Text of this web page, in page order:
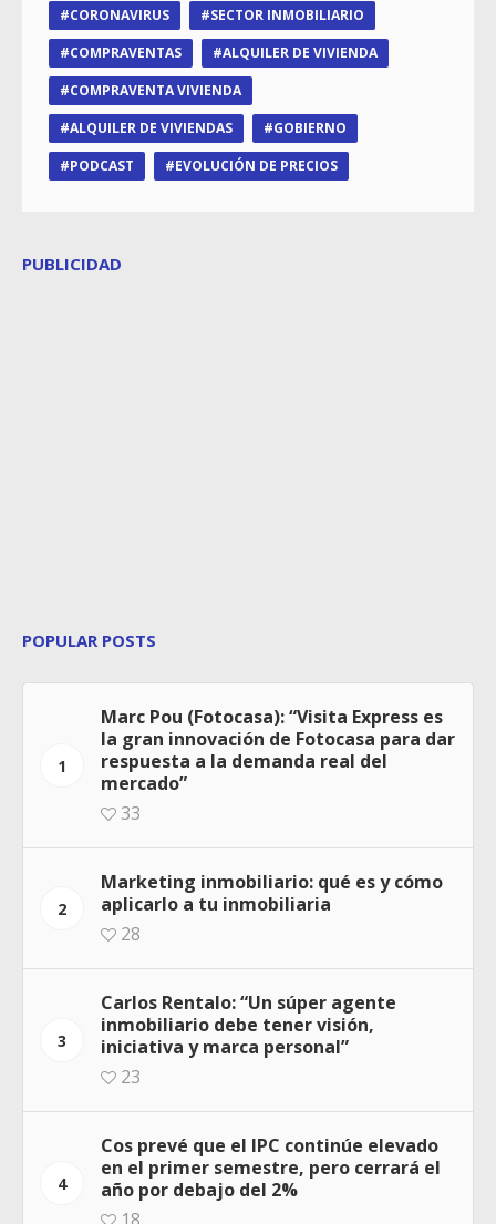
CORONAVIRUS
SECTOR INMOBILIARIO
COMPRAVENTAS
ALQUILER DE VIVIENDA
COMPRAVENTA VIVIENDA
ALQUILER DE VIVIENDAS
GOBIERNO
PODCAST
EVOLUCIÓN DE PRECIOS
PUBLICIDAD
POPULAR POSTS
1
Marc Pou (Fotocasa): “Visita Express es
la gran innovación de Fotocasa para dar
respuesta a la demanda real del
mercado”
33
2
Marketing inmobiliario: qué es y cómo
aplicarlo a tu inmobiliaria
28
3
Carlos Rentalo: “Un súper agente
inmobiliario debe tener visión,
iniciativa y marca personal”
23
4
Cos prevé que el IPC continúe elevado
en el primer semestre, pero cerrará el
año por debajo del 2%